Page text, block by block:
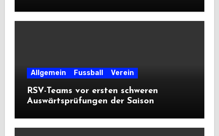
Allgemein Fussball Verein
RSV-Teams vor ersten schweren
Auswärtsprüfungen der Saison